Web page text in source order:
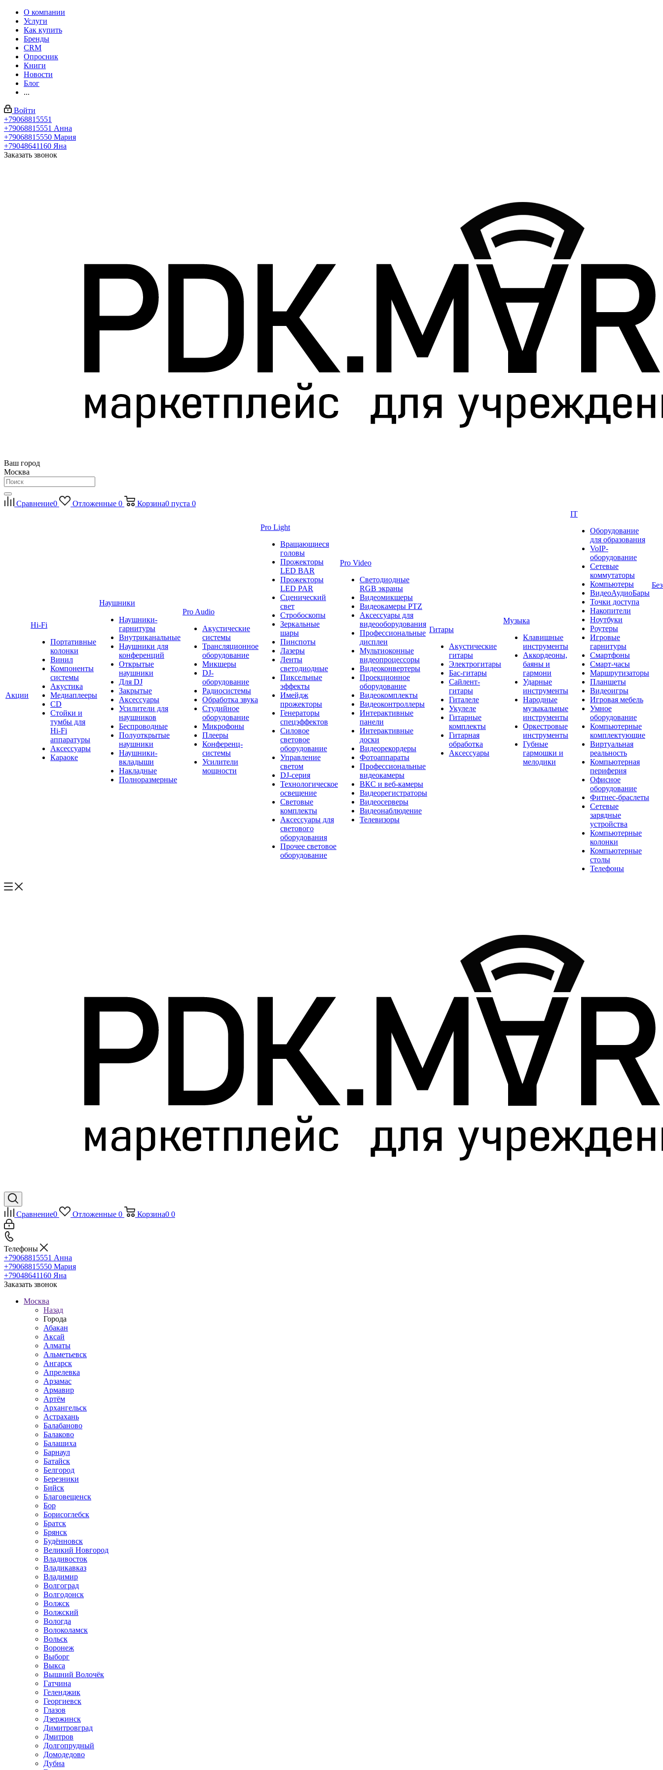
О компании
Услуги
Как купить
Бренды
CRM
Опросник
Книги
Новости
Блог
...
Войти
+79068815551
+79068815551 Анна
+79068815550 Мария
+79048641160 Яна
Заказать звонок
Ваш город
Москва
Сравнение0 Отложенные 0 Корзина0 пуста 0
Акции
Hi-Fi
Портативные
колонки
Винил
Компоненты
системы
Акустика
Медиаплееры
CD
Стойки и
тумбы для
Hi-Fi
аппаратуры
Аксессуары
Караоке
Наушники
Наушники-
гарнитуры
Внутриканальные
Наушники для
конференций
Открытые
наушники
Для DJ
Закрытые
Аксессуары
Усилители для
наушников
Беспроводные
Полуоткрытые
наушники
Наушники-
вкладыши
Накладные
Полноразмерные
Pro Audio
Акустические
системы
Трансляционное
оборудование
Микшеры
DJ-
оборудование
Радиосистемы
Обработка звука
Студийное
оборудование
Микрофоны
Плееры
Конференц-
системы
Усилители
мощности
Pro Light
Вращающиеся
головы
Прожекторы
LED BAR
Прожекторы
LED PAR
Сценический
свет
Стробоскопы
Зеркальные
шары
Пинспоты
Лазеры
Ленты
светодиодные
Пиксельные
эффекты
Имейдж
прожекторы
Генераторы
спецэффектов
Силовое
световое
оборудование
Управление
светом
DJ-серия
Технологическое
освещение
Световые
комплекты
Аксессуары для
светового
оборудования
Прочее световое
оборудование
Pro Video
Светодиодные
RGB экраны
Видеомикшеры
Видеокамеры PTZ
Аксессуары для
видеооборудования
Профессиональные
дисплеи
Мультиоконные
видеопроцессоры
Видеоконвертеры
Проекционное
оборудование
Видеокомплекты
Видеоконтроллеры
Интерактивные
панели
Интерактивные
доски
Видеорекордеры
Фотоаппараты
Профессиональные
видеокамеры
ВКС и веб-камеры
Видеорегистраторы
Видеосерверы
Видеонаблюдение
Телевизоры
Гитары
Акустические
гитары
Электрогитары
Бас-гитары
Сайлент-
гитары
Гиталеле
Укулеле
Гитарные
комплекты
Гитарная
обработка
Аксессуары
Музыка
Клавишные
инструменты
Аккордеоны,
баяны и
гармони
Ударные
инструменты
Народные
музыкальные
инструменты
Оркестровые
инструменты
Губные
гармошки и
мелодики
IT
Оборудование
для образования
VoIP-
оборудование
Сетевые
коммутаторы
Компьютеры
ВидеоАудиоБары
Точки доступа
Накопители
Ноутбуки
Роутеры
Игровые
гарнитуры
Смартфоны
Смарт-часы
Маршрутизаторы
Планшеты
Видеоигры
Игровая мебель
Умное
оборудование
Компьютерные
комплектующие
Виртуальная
реальность
Компьютерная
периферия
Офисное
оборудование
Фитнес-браслеты
Сетевые
зарядные
устройства
Компьютерные
колонки
Компьютерные
столы
Телефоны
Сравнение0 Отложенные 0 Корзина0 0
Телефоны
+79068815551 Анна
+79068815550 Мария
+79048641160 Яна
Заказать звонок
Москва
Назад
Города
Абакан
Аксай
Алматы
Альметьевск
Ангарск
Апрелевка
Арзамас
Армавир
Артём
Архангельск
Астрахань
Балабаново
Балаково
Балашиха
Барнаул
Батайск
Белгород
Березники
Бийск
Благовещенск
Бор
Борисоглебск
Братск
Брянск
Будённовск
Великий Новгород
Владивосток
Владикавказ
Владимир
Волгоград
Волгодонск
Волжск
Волжский
Вологда
Волоколамск
Вольск
Воронеж
Выборг
Выкса
Вышний Волочёк
Гатчина
Геленджик
Георгиевск
Глазов
Дзержинск
Димитровград
Дмитров
Долгопрудный
Домодедово
Дубна